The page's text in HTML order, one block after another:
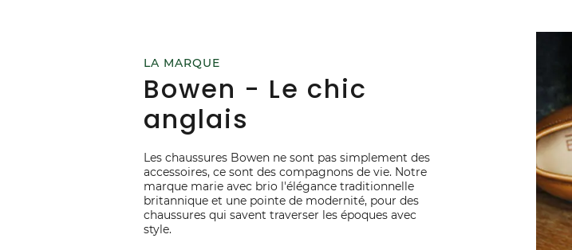
LA MARQUE
Bowen - Le chic
anglais
Les chaussures Bowen ne sont pas simplement des
accessoires, ce sont des compagnons de vie. Notre
marque marie avec brio l'élégance traditionnelle
britannique et une pointe de modernité, pour des
chaussures qui savent traverser les époques avec
style.